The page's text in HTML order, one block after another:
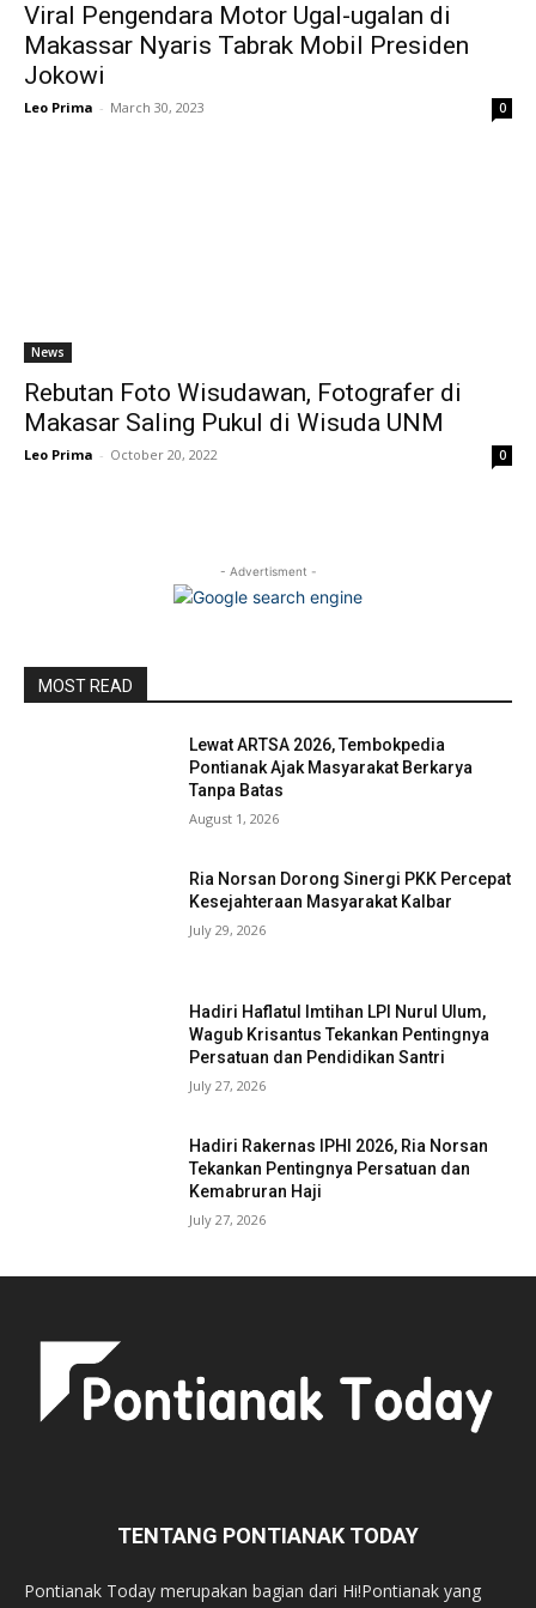
Viral Pengendara Motor Ugal-ugalan di
Makassar Nyaris Tabrak Mobil Presiden
Jokowi
Leo Prima - March 30, 2023 0
News
Rebutan Foto Wisudawan, Fotografer di
Makasar Saling Pukul di Wisuda UNM
Leo Prima - October 20, 2022 0
- Advertisment -
MOST READ
Lewat ARTSA 2026, Tembokpedia
Pontianak Ajak Masyarakat Berkarya
Tanpa Batas
August 1, 2026
Ria Norsan Dorong Sinergi PKK Percepat
Kesejahteraan Masyarakat Kalbar
July 29, 2026
Hadiri Haflatul Imtihan LPI Nurul Ulum,
Wagub Krisantus Tekankan Pentingnya
Persatuan dan Pendidikan Santri
July 27, 2026
Hadiri Rakernas IPHI 2026, Ria Norsan
Tekankan Pentingnya Persatuan dan
Kemabruran Haji
July 27, 2026
TENTANG PONTIANAK TODAY
Pontianak Today merupakan bagian dari Hi!Pontianak yang